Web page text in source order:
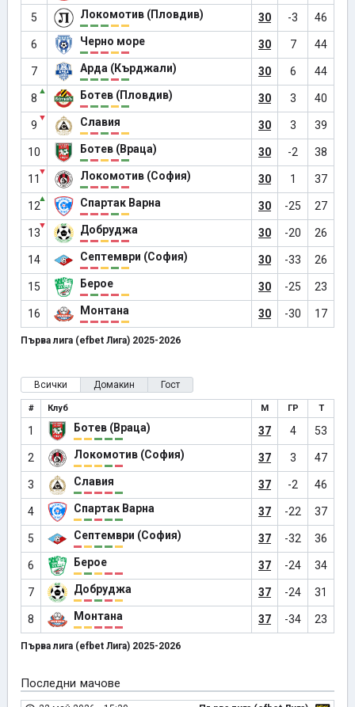
5 Локомотив (Пловдив) 30 -3 46
6 Черно море 30 7 44
7 Арда (Кърджали) 30 6 44
8
▲ Ботев (Пловдив) 30 3 40
9
▼ Славия 30 3 39
10 Ботев (Враца) 30 -2 38
11
▼ Локомотив (София) 30 1 37
12
▲ Спартак Варна 30 -25 27
13
▼ Добруджа 30 -20 26
14 Септември (София) 30 -33 26
15 Берое 30 -25 23
16 Монтана 30 -30 17
Първа лига (efbet Лига) 2025-2026
Всички Домакин Гост
# Клуб М ГР Т
1 Ботев (Враца) 37 4 53
2 Локомотив (София) 37 3 47
3 Славия 37 -2 46
4 Спартак Варна 37 -22 37
5 Септември (София) 37 -32 36
6 Берое 37 -24 34
7 Добруджа 37 -24 31
8 Монтана 37 -34 23
Първа лига (efbet Лига) 2025-2026
Последни мачове